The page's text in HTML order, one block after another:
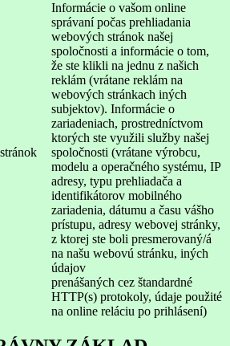
Informácie o vašom online
správaní počas prehliadania
webových stránok našej
spoločnosti a informácie o tom,
že ste klikli na jednu z našich
reklám (vrátane reklám na
webových stránkach iných
subjektov). Informácie o
zariadeniach, prostredníctvom
ktorých ste využili služby našej
spoločnosti (vrátane výrobcu,
modelu a operačného systému, IP
adresy, typu prehliadača a
identifikátorov mobilného
zariadenia, dátumu a času vášho
prístupu, adresy webovej stránky,
z ktorej ste boli presmerovaný/á
na našu webovú stránku, iných
údajov
prenášaných cez štandardné
HTTP(s) protokoly, údaje použité
na online reláciu po prihlásení)